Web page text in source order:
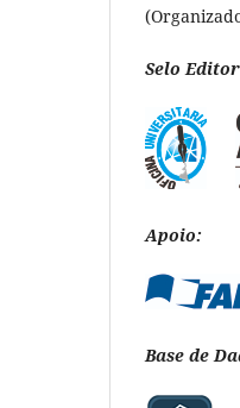
Selo
Apoio:
Base de